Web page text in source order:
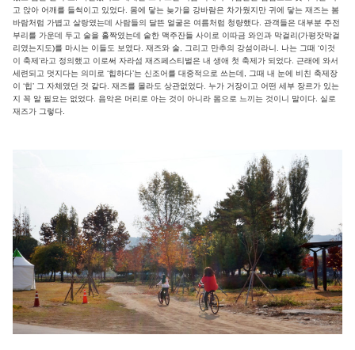
고 앉아 어깨를 들썩이고 있었다. 몸에 닿는 늦가을 강바람은 차가웠지만 귀에 닿는 재즈는 봄
바람처럼 가볍고 살랑였는데 사람들의 달뜬 얼굴은 여름처럼 청량했다. 관객들은 대부분 주전
부리를 가운데 두고 술을 홀짝였는데 숱한 맥주잔들 사이로 이따금 와인과 막걸리(가평잣막걸
리였는지도)를 마시는 이들도 보였다. 재즈와 술, 그리고 만추의 강섬이라니. 나는 그때 ‘이것
이 축제’라고 정의했고 이로써 자라섬 재즈페스티벌은 내 생애 첫 축제가 되었다. 근래에 와서
세련되고 멋지다는 의미로 ‘힙하다’는 신조어를 대중적으로 쓰는데, 그때 내 눈에 비친 축제장
이 ‘힙’ 그 자체였던 것 같다. 재즈를 몰라도 상관없었다. 누가 거장이고 어떤 세부 장르가 있는
지 꼭 알 필요는 없었다. 음악은 머리로 아는 것이 아니라 몸으로 느끼는 것이니 말이다. 실로
재즈가 그렇다.